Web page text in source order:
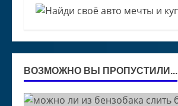
ВОЗМОЖНО ВЫ ПРОПУСТИЛИ...